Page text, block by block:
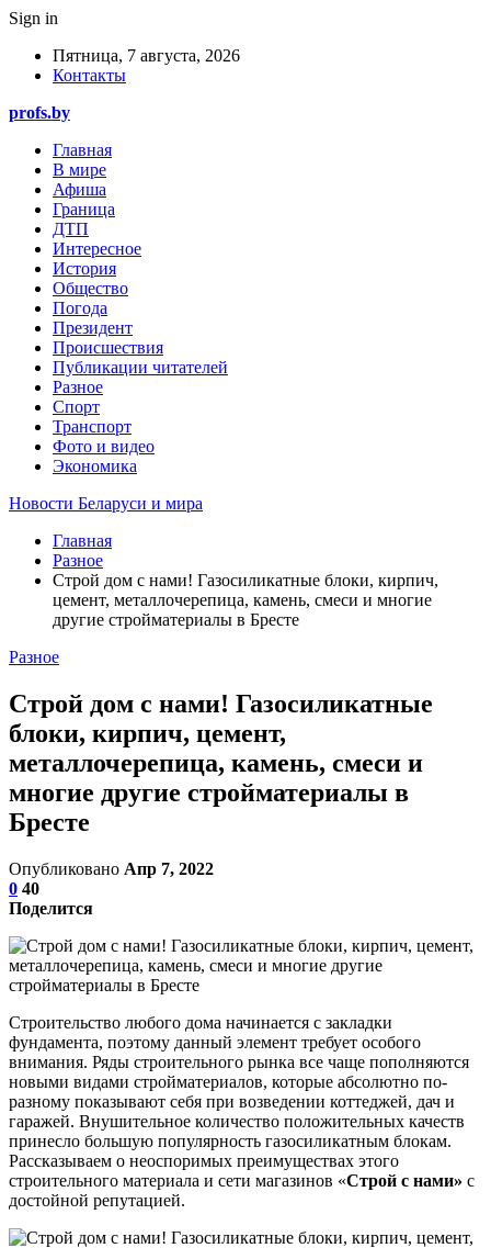
Sign in
Пятница, 7 августа, 2026
Контакты
profs.by
Главная
В мире
Афиша
Граница
ДТП
Интересное
История
Общество
Погода
Президент
Происшествия
Публикации читателей
Разное
Спорт
Транспорт
Фото и видео
Экономика
Новости Беларуси и мира
Главная
Разное
Строй дом с нами! Газосиликатные блоки, кирпич,
цемент, металлочерепица, камень, смеси и многие
другие стройматериалы в Бресте
Разное
Строй дом с нами! Газосиликатные
блоки, кирпич, цемент,
металлочерепица, камень, смеси и
многие другие стройматериалы в
Бресте
Опубликовано Апр 7, 2022
0 40
Поделится
Строительство любого дома начинается с закладки
фундамента, поэтому данный элемент требует особого
внимания. Ряды строительного рынка все чаще пополняются
новыми видами стройматериалов, которые абсолютно по-
разному показывают себя при возведении коттеджей, дач и
гаражей. Внушительное количество положительных качеств
принесло большую популярность газосиликатным блокам.
Рассказываем о неоспоримых преимуществах этого
строительного материала и сети магазинов «Строй с нами» с
достойной репутацией.